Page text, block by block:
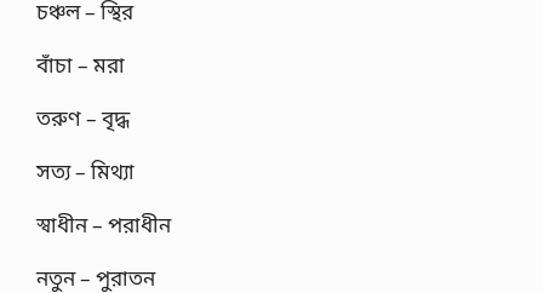
চঞ্চল – স্থির
বাঁচা – মরা
তরুণ – বৃদ্ধ
সত্য – মিথ্যা
স্বাধীন – পরাধীন
নতুন – পুরাতন